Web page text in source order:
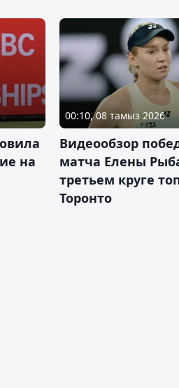
на
00:10, 08 тамыз 2026
Видеообзор
матча Елены
третьем круге
Торонто